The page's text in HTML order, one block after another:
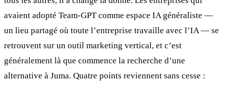
avaient adopté Team-GPT comme espace IA généraliste —
un lieu partagé où toute l’entreprise travaille avec l’IA — se
retrouvent sur un outil marketing vertical, et c’est
généralement là que commence la recherche d’une
alternative à Juma. Quatre points reviennent sans cesse :